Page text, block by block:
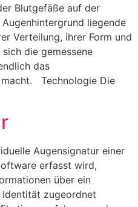
Blutgefäße auf der
liegende
Verteilung, ihrer Form und
die gemessene
das
macht. Technologie Die
Augensignatur einer
erfasst wird,
über ein
Identität zugeordnet